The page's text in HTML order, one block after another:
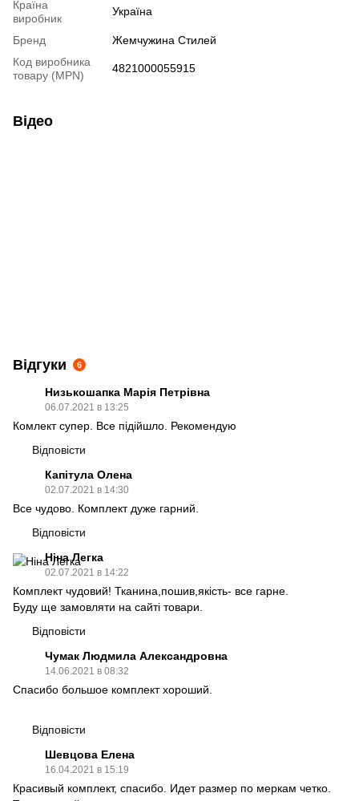
Країна
виробник
Україна
Бренд
Жемчужина Стилей
Код виробника
товару (MPN)
4821000055915
Відео
Відгуки 6
Низькошапка Марія Петрівна
06.07.2021 в 13:25
Комлект супер. Все підійшло. Рекомендую
Відповісти
Капітула Олена
02.07.2021 в 14:30
Все чудово. Комплект дуже гарний.
Відповісти
Ніна Легка
02.07.2021 в 14:22
Комплект чудовий! Тканина,пошив,якість- все гарне.
Буду ще замовляти на сайті товари.
Відповісти
Чумак Людмила Александровна
14.06.2021 в 08:32
Спасибо большое комплект хороший.
Відповісти
Шевцова Елена
16.04.2021 в 15:19
Красивый комплект, спасибо. Идет размер по меркам четко.